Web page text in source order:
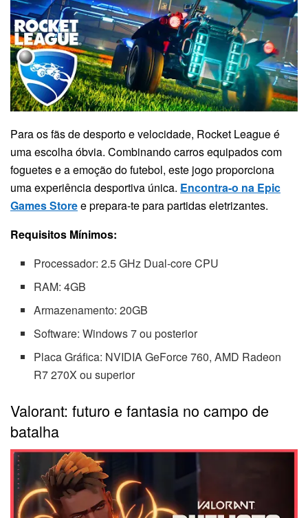
Para os fãs de desporto e velocidade, Rocket League é
uma escolha óbvia. Combinando carros equipados com
foguetes e a emoção do futebol, este jogo proporciona
uma experiência desportiva única. Encontra-o na Epic
Games Storee prepara-te para partidas eletrizantes.
Requisitos Mínimos:
Processador: 2.5 GHz Dual-core CPU
RAM: 4GB
Armazenamento: 20GB
Software: Windows 7 ou posterior
Placa Gráfica: NVIDIA GeForce 760, AMD Radeon
R7 270X ou superior
Valorant: futuro e fantasia no campo de
batalha